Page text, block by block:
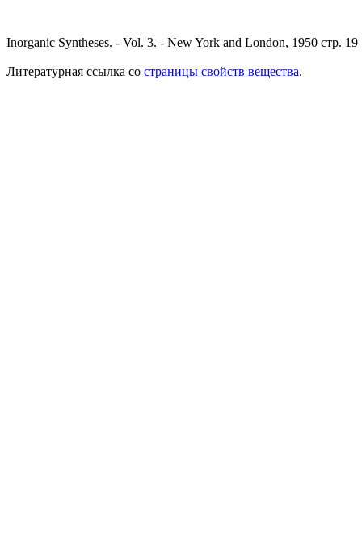
Inorganic Syntheses. - Vol. 3. - New York and London, 1950 стр. 19
Литературная ссылка со страницы свойств вещества.